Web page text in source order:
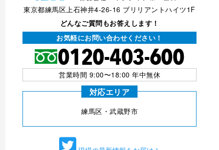
東京都練馬区上石神井4-26-16 ブリリアントハイツ1F
どんなご質問もお答えします！
お気軽にお問い合わせください！
営業時間 9:00〜18:00 年中無休
対応エリア
練⾺区・武蔵野市